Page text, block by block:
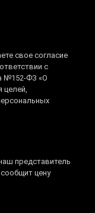
свое согласие
с
№152-ФЗ «О
целей,
представитель
цену